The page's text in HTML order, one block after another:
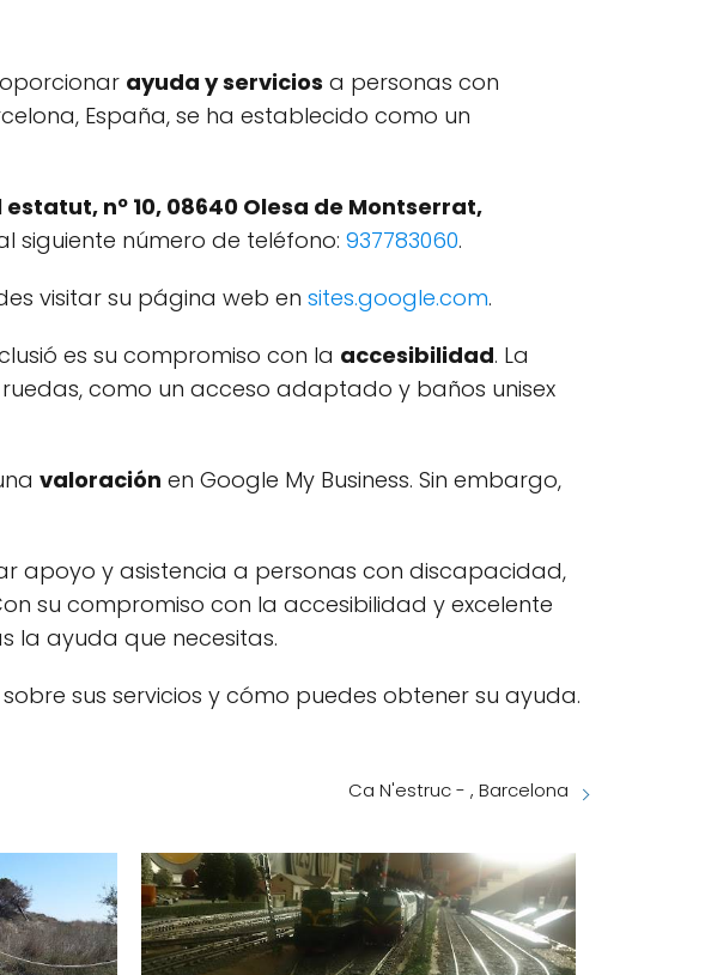
ayuda y servicios a personas con
España, se ha establecido como un
nº 10, 08640 Olesa de Montserrat,
siguiente número de teléfono: 937783060.
visitar su página web en sites.google.com.
es su compromiso con la accesibilidad. La
como un acceso adaptado y baños unisex
valoración en Google My Business. Sin embargo,
apoyo y asistencia a personas con discapacidad,
su compromiso con la accesibilidad y excelente
la ayuda que necesitas.
sus servicios y cómo puedes obtener su ayuda.
Ca N'estruc - , Barcelona